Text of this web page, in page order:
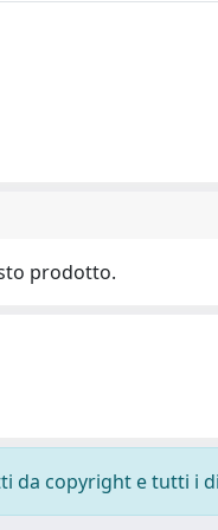
prodotto.
da copyright e tutti i